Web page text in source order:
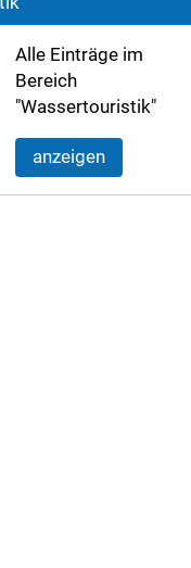
Alle Einträge im
Bereich
"Wassertouristik"
anzeigen